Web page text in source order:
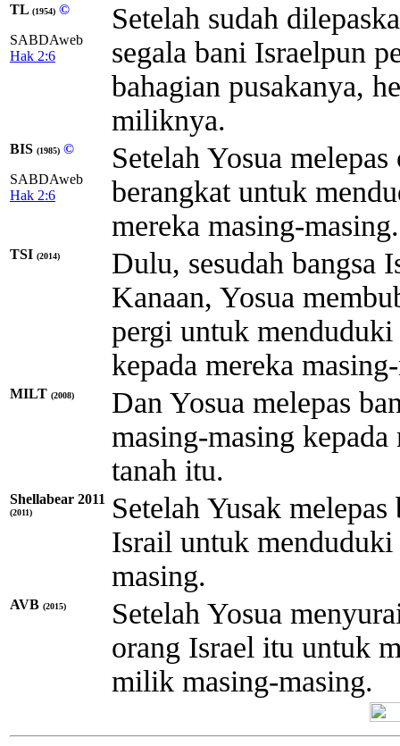
TL (1954) ©
SABDAweb
Hak 2:6
Setelah sudah
segala bani Israelpun
bahagian pusakanya,
miliknya.
BIS (1985) ©
SABDAweb
Hak 2:6
Setelah Yosua
berangkat untuk
mereka masing-masing.
TSI (2014)
Dulu, sesudah bangsa
Kanaan, Yosua
pergi untuk
kepada mereka
MILT (2008)
Dan Yosua melepas
masing-masing
tanah itu.
Shellabear 2011
(2011)
Setelah Yusak
Israil untuk
masing.
AVB (2015)
Setelah Yosua
orang Israel itu untuk
milik masing-masing.